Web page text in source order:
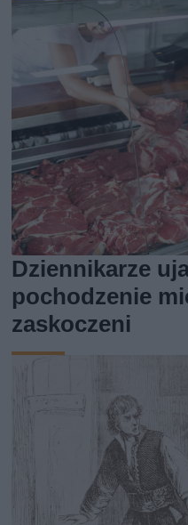
Dziennikarze
pochodzenie
zaskoczeni